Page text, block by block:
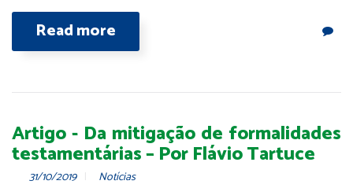
Read more
Artigo - Da mitigação de formalidades
testamentárias – Por Flávio Tartuce
31/10/2019 Notícias